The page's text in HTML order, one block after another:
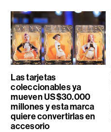
Las tarjetas
coleccionables ya
mueven US$30.000
millones y esta marca
quiere convertirlas en
accesorio